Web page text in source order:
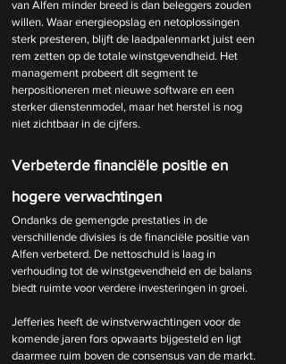
van Alfen minder breed is dan beleggers zouden
willen. Waar energieopslag en netoplossingen
sterk presteren, blijft de laadpalenmarkt juist een
rem zetten op de totale winstgevendheid. Het
management probeert dit segment te
herpositioneren met nieuwe software en een
sterker dienstenmodel, maar het herstel is nog
niet zichtbaar in de cijfers.
Verbeterde financiële positie en
hogere verwachtingen
Ondanks de gemengde prestaties in de
verschillende divisies is de financiële positie van
Alfen verbeterd. De nettoschuld is laag in
verhouding tot de winstgevendheid en de balans
biedt ruimte voor verdere investeringen in groei.
Jefferies heeft de winstverwachtingen voor de
komende jaren fors opwaarts bijgesteld en ligt
daarmee ruim boven de consensus van de markt.